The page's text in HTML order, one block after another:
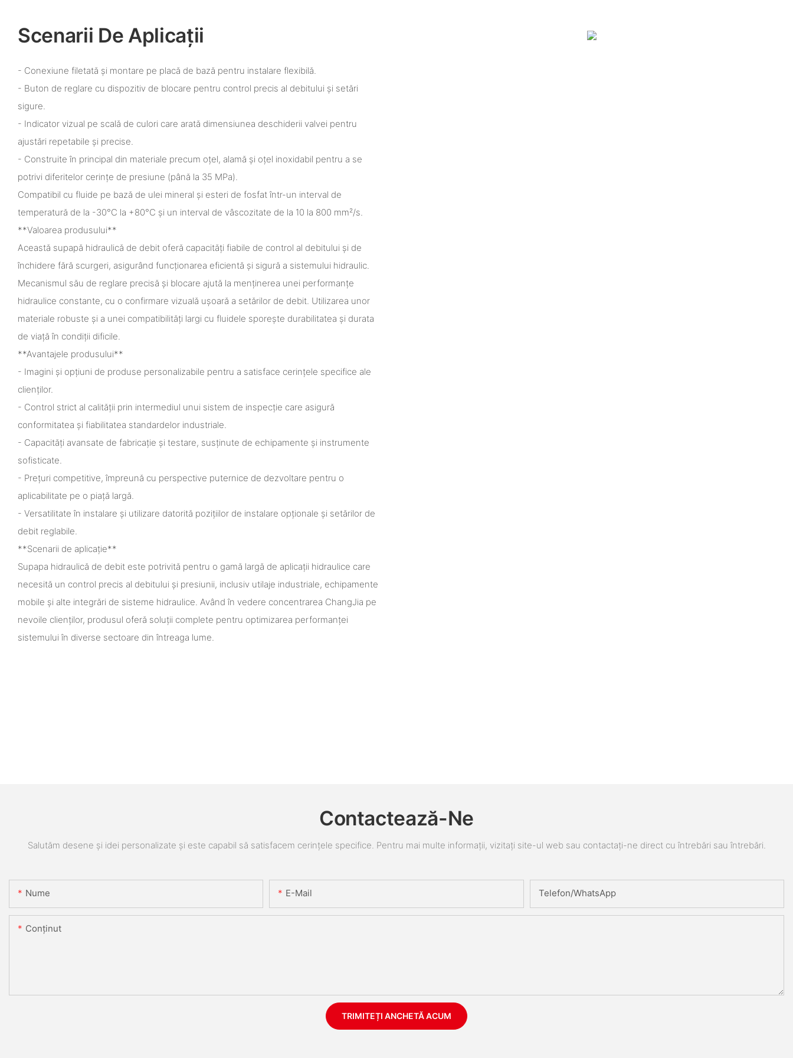
Scenarii De Aplicații
- Conexiune filetată și montare pe placă de bază pentru instalare flexibilă.
- Buton de reglare cu dispozitiv de blocare pentru control precis al debitului și setări
sigure.
- Indicator vizual pe scală de culori care arată dimensiunea deschiderii valvei pentru
ajustări repetabile și precise.
- Construite în principal din materiale precum oțel, alamă și oțel inoxidabil pentru a se
potrivi diferitelor cerințe de presiune (până la 35 MPa).
Compatibil cu fluide pe bază de ulei mineral și esteri de fosfat într-un interval de
temperatură de la -30°C la +80°C și un interval de vâscozitate de la 10 la 800 mm²/s.
**Valoarea produsului**
Această supapă hidraulică de debit oferă capacități fiabile de control al debitului și de
închidere fără scurgeri, asigurând funcționarea eficientă și sigură a sistemului hidraulic.
Mecanismul său de reglare precisă și blocare ajută la menținerea unei performanțe
hidraulice constante, cu o confirmare vizuală ușoară a setărilor de debit. Utilizarea unor
materiale robuste și a unei compatibilități largi cu fluidele sporește durabilitatea și durata
de viață în condiții dificile.
**Avantajele produsului**
- Imagini și opțiuni de produse personalizabile pentru a satisface cerințele specifice ale
clienților.
- Control strict al calității prin intermediul unui sistem de inspecție care asigură
conformitatea și fiabilitatea standardelor industriale.
- Capacități avansate de fabricație și testare, susținute de echipamente și instrumente
sofisticate.
- Prețuri competitive, împreună cu perspective puternice de dezvoltare pentru o
aplicabilitate pe o piață largă.
- Versatilitate în instalare și utilizare datorită pozițiilor de instalare opționale și setărilor de
debit reglabile.
**Scenarii de aplicație**
Supapa hidraulică de debit este potrivită pentru o gamă largă de aplicații hidraulice care
necesită un control precis al debitului și presiunii, inclusiv utilaje industriale, echipamente
mobile și alte integrări de sisteme hidraulice. Având în vedere concentrarea ChangJia pe
nevoile clienților, produsul oferă soluții complete pentru optimizarea performanței
sistemului în diverse sectoare din întreaga lume.
Contactează-Ne
Salutăm desene și idei personalizate și este capabil să satisfacem cerințele specifice. Pentru mai multe informații, vizitați site-ul web sau contactați-ne direct cu întrebări sau întrebări.
Nume E-Mail Telefon/WhatsApp
Conţinut
TRIMITEȚI ANCHETĂ ACUM